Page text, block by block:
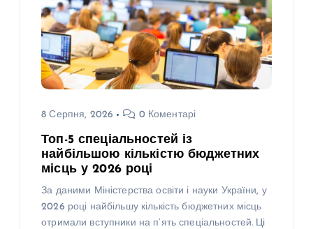
8 Серпня, 2026 0 Коментарі
Топ-5 спеціальностей із
найбільшою кількістю бюджетних
місць у 2026 році
За даними Міністерства освіти і науки України, у
2026 році найбільшу кількість бюджетних місць
отримали вступники на п’ять спеціальностей. Ці